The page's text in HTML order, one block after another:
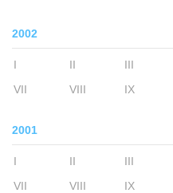
2002
I II III
VII
VIII IX
2001
I II III
VII
VIII IX